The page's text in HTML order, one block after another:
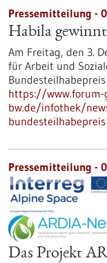
Pressemitteilung -
Habila
Am Freitag, den 3.
für Arbeit und
https://www.forum-
bw.de/infothek/
bundesteilhabepreis
Pressemitteilung -
Das Projekt